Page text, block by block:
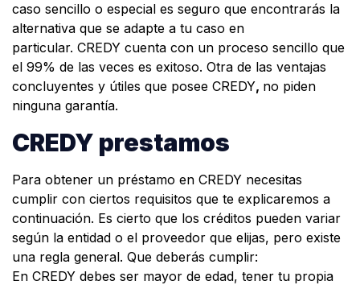
caso sencillo o especial es seguro que encontrarás la
alternativa que se adapte a tu caso en
particular. CREDY cuenta con un proceso sencillo que
el 99% de las veces es exitoso. Otra de las ventajas
concluyentes y útiles que posee CREDY, no piden
ninguna garantía.
CREDY prestamos
Para obtener un préstamo en CREDY necesitas
cumplir con ciertos requisitos que te explicaremos a
continuación. Es cierto que los créditos pueden variar
según la entidad o el proveedor que elijas, pero existe
una regla general. Que deberás cumplir:
En CREDY debes ser mayor de edad, tener tu propia